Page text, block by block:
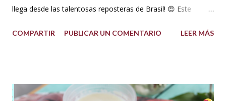
llega desde las talentosas reposteras de Brasil! 😍 Este
propiedad de solidificarse al enfriarse, evitando así que se
auténtica maravilla. Se lo puede preparar de diferentes
COMPARTIR PUBLICAR UN COMENTARIO LEER MÁS